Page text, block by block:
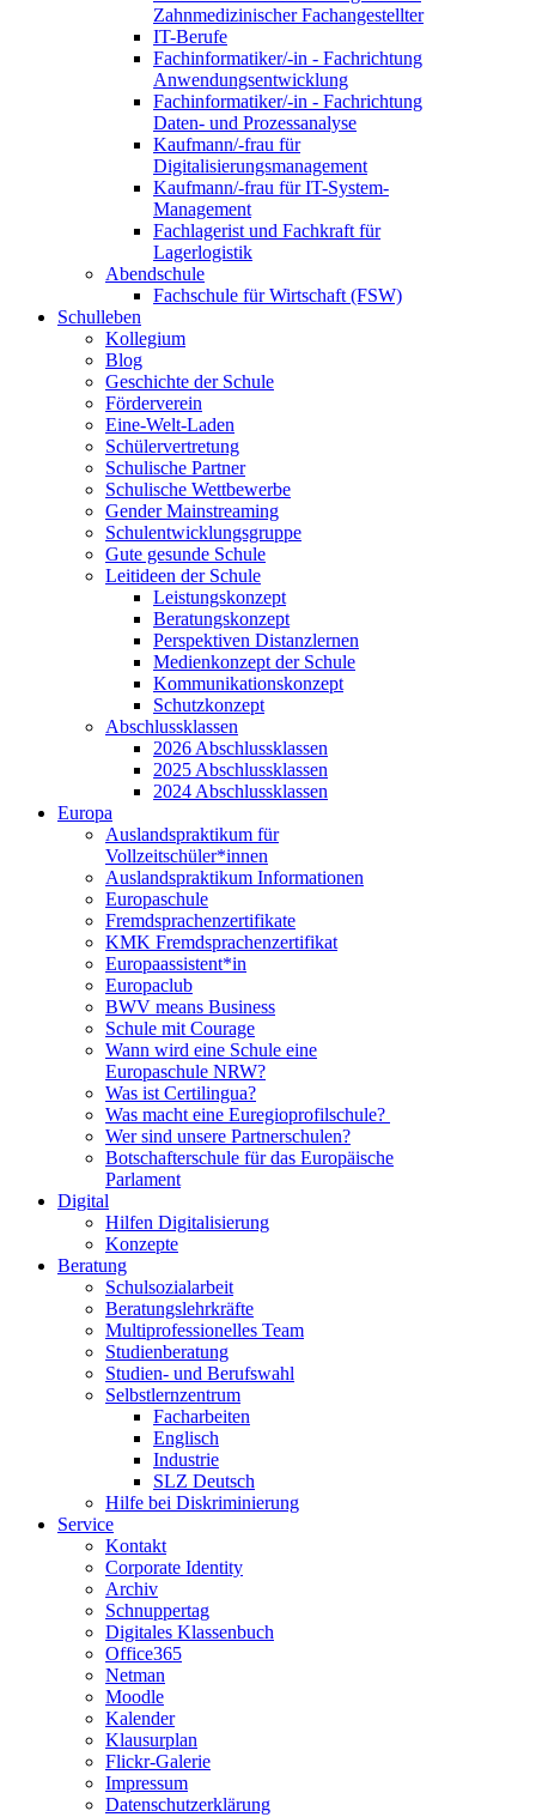
Zahnmedizinischer Fachangestellter
IT-Berufe
Fachinformatiker/-in - Fachrichtung
Anwendungsentwicklung
Fachinformatiker/-in - Fachrichtung
Daten- und Prozessanalyse
Kaufmann/-frau für
Digitalisierungsmanagement
Kaufmann/-frau für IT-System-
Management
Fachlagerist und Fachkraft für
Lagerlogistik
Abendschule
Fachschule für Wirtschaft (FSW)
Schulleben
Kollegium
Blog
Geschichte der Schule
Förderverein
Eine-Welt-Laden
Schülervertretung
Schulische Partner
Schulische Wettbewerbe
Gender Mainstreaming
Schulentwicklungsgruppe
Gute gesunde Schule
Leitideen der Schule
Leistungskonzept
Beratungskonzept
Perspektiven Distanzlernen
Medienkonzept der Schule
Kommunikationskonzept
Schutzkonzept
Abschlussklassen
2026 Abschlussklassen
2025 Abschlussklassen
2024 Abschlussklassen
Europa
Auslandspraktikum für
Vollzeitschüler*innen
Auslandspraktikum Informationen
Europaschule
Fremdsprachenzertifikate
KMK Fremdsprachenzertifikat
Europaassistent*in
Europaclub
BWV means Business
Schule mit Courage
Wann wird eine Schule eine
Europaschule NRW?
Was ist Certilingua?
Was macht eine Euregioprofilschule?
Wer sind unsere Partnerschulen?
Botschafterschule für das Europäische
Parlament
Digital
Hilfen Digitalisierung
Konzepte
Beratung
Schulsozialarbeit
Beratungslehrkräfte
Multiprofessionelles Team
Studienberatung
Studien- und Berufswahl
Selbstlernzentrum
Facharbeiten
Englisch
Industrie
SLZ Deutsch
Hilfe bei Diskriminierung
Service
Kontakt
Corporate Identity
Archiv
Schnuppertag
Digitales Klassenbuch
Office365
Netman
Moodle
Kalender
Klausurplan
Flickr-Galerie
Impressum
Datenschutzerklärung